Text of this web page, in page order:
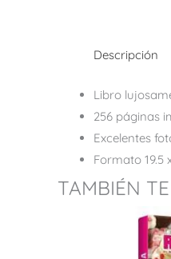
Descripción
Libro
256 páginas
Excelentes
Formato 19.5
TAMBIÉN